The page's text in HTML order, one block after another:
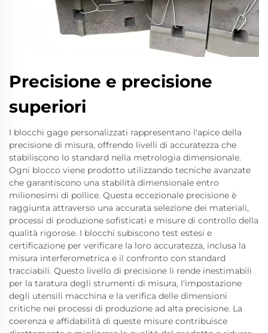
Precisione e precisione
superiori
I blocchi gage personalizzati rappresentano l'apice della
precisione di misura, offrendo livelli di accuratezza che
stabiliscono lo standard nella metrologia dimensionale.
Ogni blocco viene prodotto utilizzando tecniche avanzate
che garantiscono una stabilità dimensionale entro
milionesimi di pollice. Questa eccezionale precisione è
raggiunta attraverso una accurata selezione dei materiali,
processi di produzione sofisticati e misure di controllo della
qualità rigorose. I blocchi subiscono test estesi e
certificazione per verificare la loro accuratezza, inclusa la
misura interferometrica e il confronto con standard
tracciabili. Questo livello di precisione li rende inestimabili
per la taratura degli strumenti di misura, l'impostazione
degli utensili macchina e la verifica delle dimensioni
critiche nei processi di produzione ad alta precisione. La
coerenza e affidabilità di queste misure contribuisce